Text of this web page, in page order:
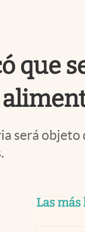
que
será objeto
Las